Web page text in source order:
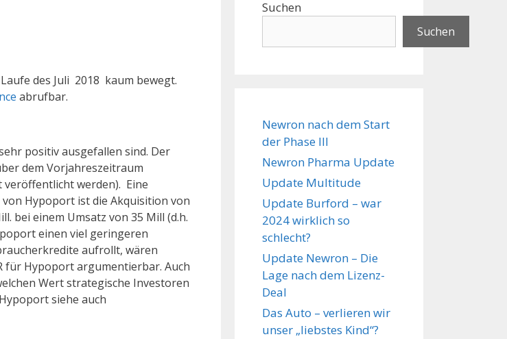
des Juli 2018 kaum bewegt.
abrufbar.
positiv ausgefallen sind. Der
dem Vorjahreszeitraum
veröffentlicht werden). Eine
Hypoport ist die Akquisition von
bei einem Umsatz von 35 Mill (d.h.
einen viel geringeren
aufrollt, wären
für Hypoport argumentierbar. Auch
Wert strategische Investoren
siehe auch
Suchen
Suchen
Newron nach dem Start
der Phase III
Newron Pharma Update
Update Multitude
Update Burford – war
2024 wirklich so
schlecht?
Update Newron – Die
Lage nach dem Lizenz-
Deal
Das Auto – verlieren wir
unser „liebstes Kind“?